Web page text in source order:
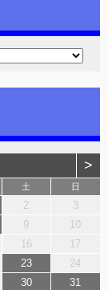
>
土 日
2
3
9
10
16
17
23
24
30 31